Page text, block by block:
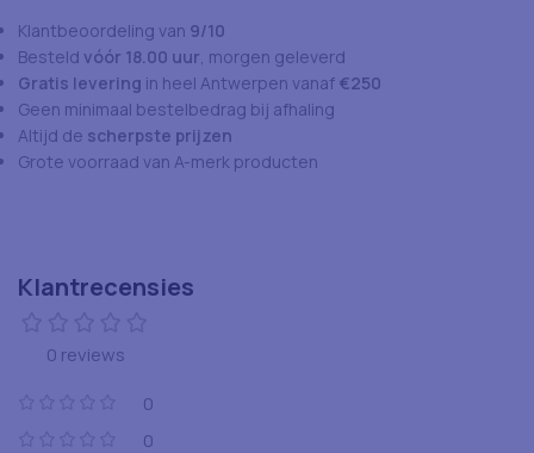
Klantbeoordeling van 9/10
Besteld vóór 18.00 uur, morgen geleverd
Gratis levering in heel Antwerpen vanaf €250
Geen minimaal bestelbedrag bij afhaling
Altijd de scherpste prijzen
Grote voorraad van A-merk producten
Klantrecensies
0 reviews
0
0